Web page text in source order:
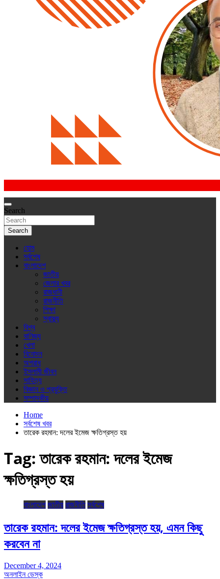
Search
Search
হোম
সর্বশেষ
বাংলাদেশ
জাতীয়
জেলার খবর
রাজধানী
রাজনীতি
শিক্ষা
স্বাস্থ্য
বিশ্ব
বাণিজ্য
খেলা
বিনোদন
অপরাধ
ইসলামী জীবন
সাহিত্য
বিজ্ঞান ও প্রযুক্তি
সম্পাদকীয়
Home
সর্বশেষ খবর
তারেক রহমান: দলের ইমেজ ক্ষতিগ্রস্ত হয়
Tag:তারেক রহমান: দলের ইমেজ
ক্ষতিগ্রস্ত হয়
বাংলাদেশ জাতীয় রাজনীতি সর্বশেষ
তারেক রহমান: দলের ইমেজ ক্ষতিগ্রস্ত হয়, এমন কিছু
করবেন না
December 4, 2024
অনলাইন ডেস্ক